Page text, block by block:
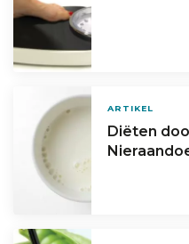
ARTIKEL
Diëten